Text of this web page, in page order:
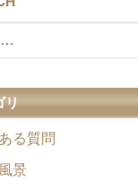
リ
る質問
景